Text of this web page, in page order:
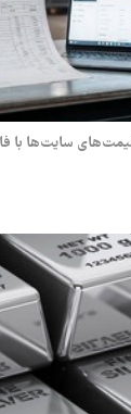
سایت‌ها با